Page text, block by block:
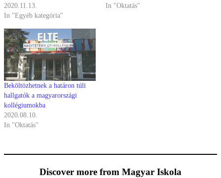
2020.11.13.
In "Egyéb kategória"
In "Oktatás"
Beköltözhetnek a határon túli
hallgatók a magyarországi
kollégiumokba
2020.08.10.
In "Oktatás"
Discover more from Magyar Iskola